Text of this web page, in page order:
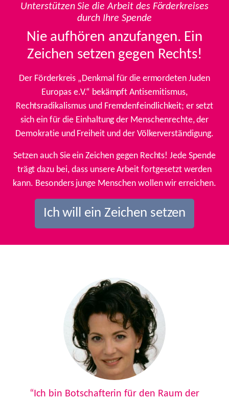
Unterstützen Sie die Arbeit des Förderkreises
durch Ihre Spende
Nie aufhören anzufangen. Ein
Zeichen setzen gegen Rechts!
Der Förderkreis „Denkmal für die ermordeten Juden
Europas e.V.“ bekämpft Antisemitismus,
Rechtsradikalismus und Fremdenfeindlichkeit; er setzt
sich ein für die Einhaltung der Menschenrechte, der
Demokratie und Freiheit und der Völkerverständigung.
Setzen auch Sie ein Zeichen gegen Rechts! Jede Spende
trägt dazu bei, dass unsere Arbeit fortgesetzt werden
kann. Besonders junge Menschen wollen wir erreichen.
Ich will ein Zeichen setzen
“Ich bin Botschafterin für den Raum der